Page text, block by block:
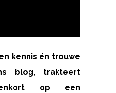
kennis én trouwe
blog, trakteert
op een